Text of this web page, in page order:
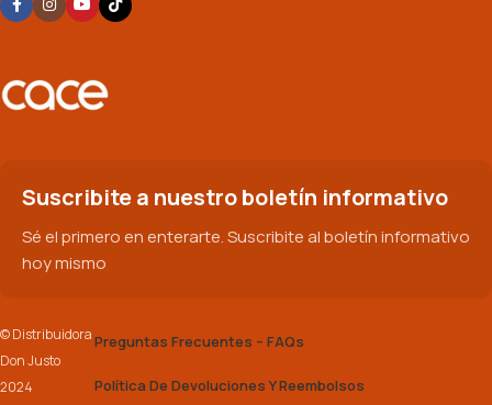
Suscribite a nuestro boletín informativo
Sé el primero en enterarte. Suscribite al boletín informativo
hoy mismo
© Distribuidora
Don Justo
2024
Preguntas Frecuentes – FAQs
Política De Devoluciones Y Reembolsos